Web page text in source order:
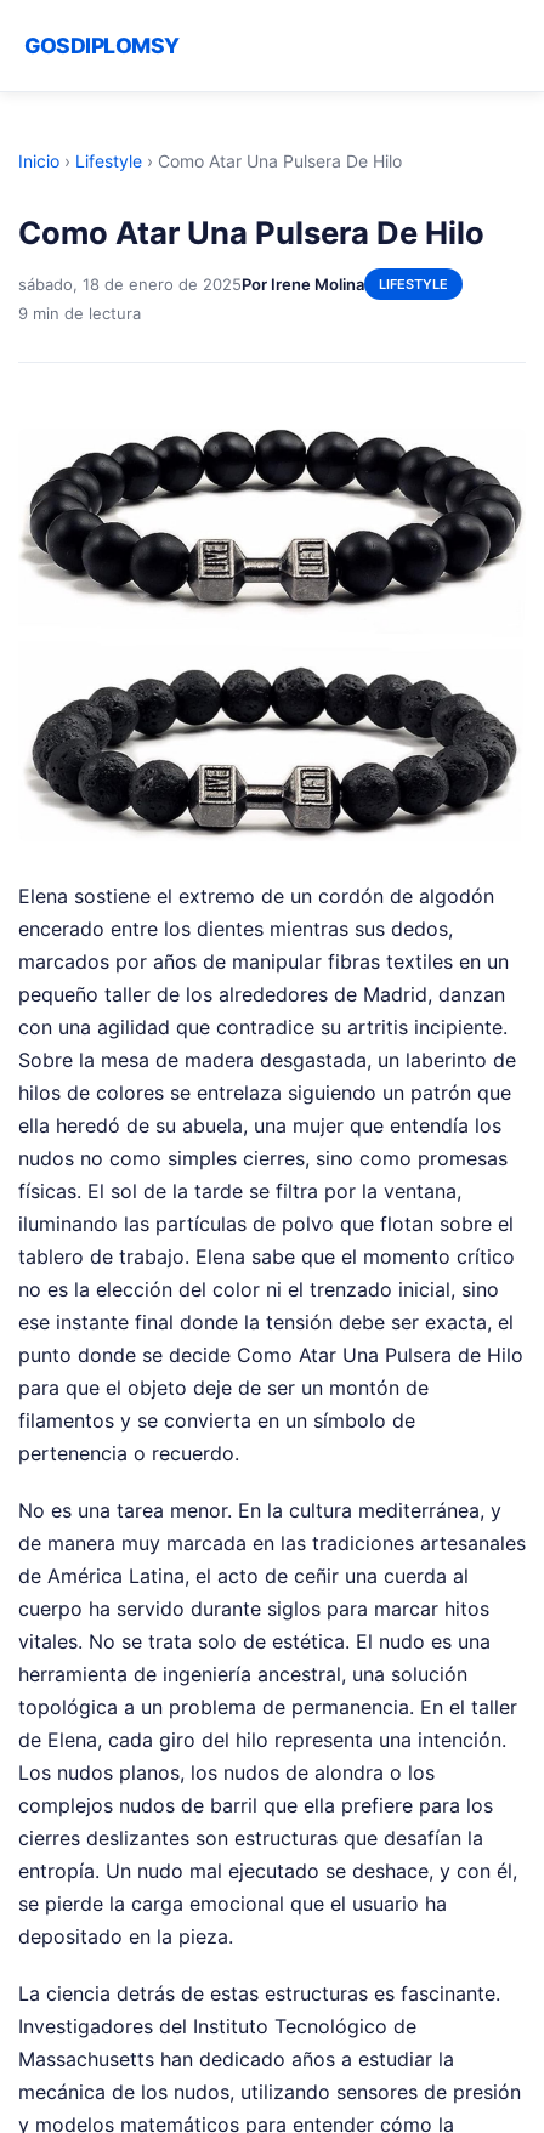
GOSDIPLOMSY
Inicio › Lifestyle › Como Atar Una Pulsera De Hilo
Como Atar Una Pulsera De Hilo
sábado, 18 de enero de 2025Por Irene Molina LIFESTYLE
9 min de lectura
Elena sostiene el extremo de un cordón de algodón
encerado entre los dientes mientras sus dedos,
marcados por años de manipular fibras textiles en un
pequeño taller de los alrededores de Madrid, danzan
con una agilidad que contradice su artritis incipiente.
Sobre la mesa de madera desgastada, un laberinto de
hilos de colores se entrelaza siguiendo un patrón que
ella heredó de su abuela, una mujer que entendía los
nudos no como simples cierres, sino como promesas
físicas. El sol de la tarde se filtra por la ventana,
iluminando las partículas de polvo que flotan sobre el
tablero de trabajo. Elena sabe que el momento crítico
no es la elección del color ni el trenzado inicial, sino
ese instante final donde la tensión debe ser exacta, el
punto donde se decide Como Atar Una Pulsera de Hilo
para que el objeto deje de ser un montón de
filamentos y se convierta en un símbolo de
pertenencia o recuerdo.
No es una tarea menor. En la cultura mediterránea, y
de manera muy marcada en las tradiciones artesanales
de América Latina, el acto de ceñir una cuerda al
cuerpo ha servido durante siglos para marcar hitos
vitales. No se trata solo de estética. El nudo es una
herramienta de ingeniería ancestral, una solución
topológica a un problema de permanencia. En el taller
de Elena, cada giro del hilo representa una intención.
Los nudos planos, los nudos de alondra o los
complejos nudos de barril que ella prefiere para los
cierres deslizantes son estructuras que desafían la
entropía. Un nudo mal ejecutado se deshace, y con él,
se pierde la carga emocional que el usuario ha
depositado en la pieza.
La ciencia detrás de estas estructuras es fascinante.
Investigadores del Instituto Tecnológico de
Massachusetts han dedicado años a estudiar la
mecánica de los nudos, utilizando sensores de presión
y modelos matemáticos para entender cómo la